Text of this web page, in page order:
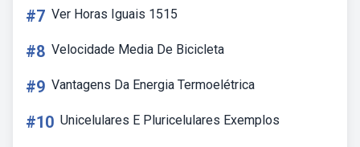
#7 Ver Horas Iguais 1515
#8 Velocidade Media De Bicicleta
#9 Vantagens Da Energia Termoelétrica
#10 Unicelulares E Pluricelulares Exemplos